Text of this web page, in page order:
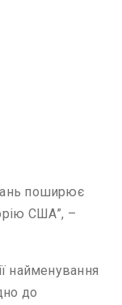
поширює
США”, –
найменування
до